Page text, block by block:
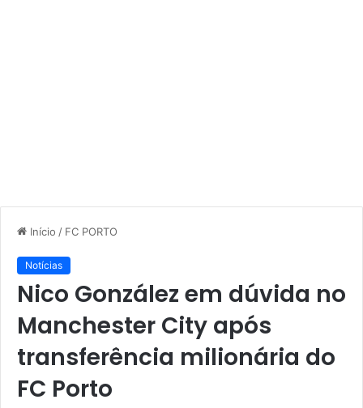
Início / FC PORTO
Notícias
Nico González em dúvida no
Manchester City após
transferência milionária do
FC Porto